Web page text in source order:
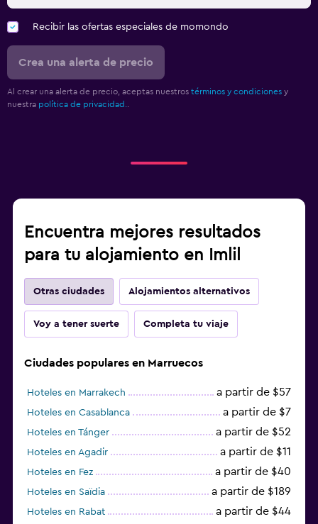
Recibir las ofertas especiales de momondo
Crea una alerta de precio
Al crear una alerta de precio, aceptas nuestros términos y condiciones y
nuestra política de privacidad.
Encuentra mejores resultados
para tu alojamiento en Imlil
Otras ciudades Alojamientos alternativos
Voy a tener suerte Completa tu viaje
Ciudades populares en Marruecos
Hoteles en Marrakech a partir de $57
Hoteles en Casablanca a partir de $7
Hoteles en Tánger a partir de $52
Hoteles en Agadir a partir de $11
Hoteles en Fez a partir de $40
Hoteles en Saïdia a partir de $189
Hoteles en Rabat a partir de $44